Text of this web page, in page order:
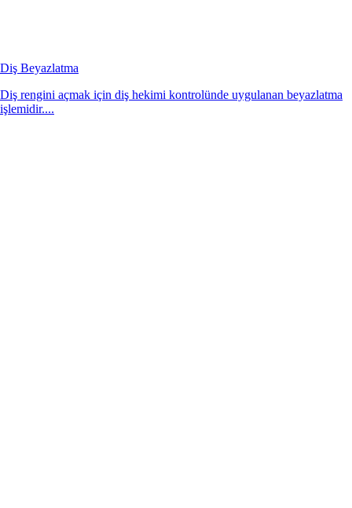
Diş Beyazlatma
Diş rengini açmak için diş hekimi kontrolünde uygulanan beyazlatma
işlemidir....